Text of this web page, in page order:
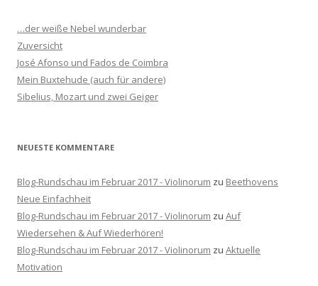
n
a
c
h
…der weiße Nebel wunderbar
Zuversicht
José Afonso und Fados de Coimbra
Mein Buxtehude (auch für andere)
Sibelius, Mozart und zwei Geiger
NEUESTE KOMMENTARE
Blog-Rundschau im Februar 2017 - Violinorum zu Beethovens
Neue Einfachheit
Blog-Rundschau im Februar 2017 - Violinorum zu Auf
Wiedersehen & Auf Wiederhören!
Blog-Rundschau im Februar 2017 - Violinorum zu Aktuelle
Motivation